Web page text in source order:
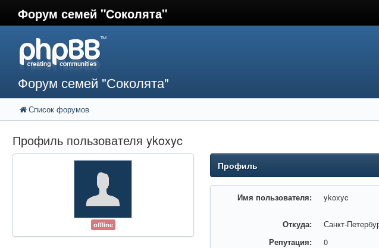
Форум семей "Соколята"
Форум семей "Соколята"
Список форумов
Профиль пользователя ykoxyc
offline
Профиль
Имя пользователя: ykoxyc
Откуда:
Санкт-
Репутация:
0